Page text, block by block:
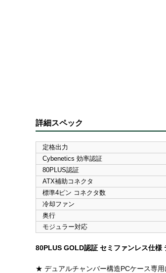
詳細スペック
定格出力
Cybenetics 効率認証
80PLUS認証
ATX補助コネクタ
標準4ピン コネクタ数
冷却ファン
奥行
モジュラー対応
80PLUS GOLD認証 セミファンレス仕
★ デュアルチャンバー構造PCケース専